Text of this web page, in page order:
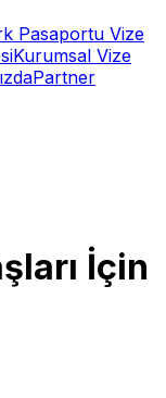
Pasaportu Vize
Kurumsal Vize
Partner
İçin